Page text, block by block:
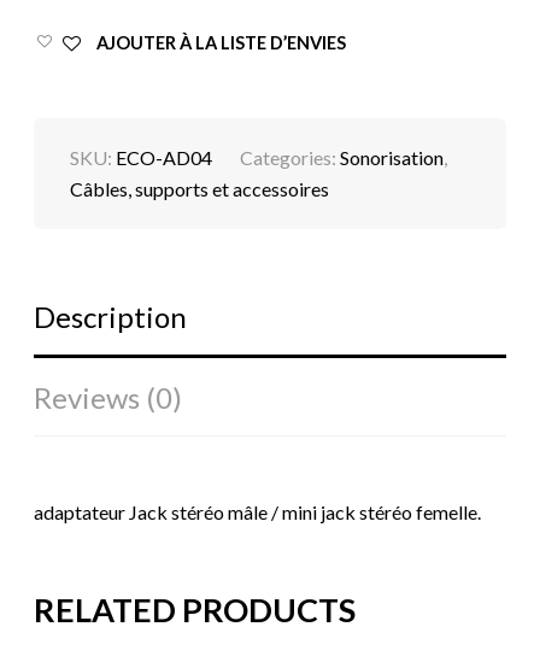
AJOUTER À LA LISTE D’ENVIES
SKU: ECO-AD04 Categories:Sonorisation
Câbles, supports et accessoires
Description
Reviews (0)
adaptateur Jack stéréo mâle / mini jack stéréo femelle.
RELATED PRODUCTS